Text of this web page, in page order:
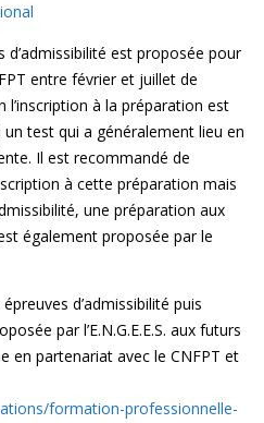
est proposée pour
entre février et juillet de
l’inscription à la préparation est
test qui a généralement lieu en
Il est recommandé de
à cette préparation mais
une préparation aux
également proposée par le
d’admissibilité puis
par l’E.N.G.E.E.S. aux futurs
en partenariat avec le CNFPT et
formation-professionnelle-